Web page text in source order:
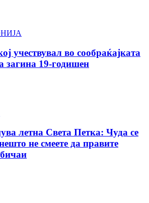
учествувал во сообраќајката
загина 19-годишен
летна Света Петка: Чуда се
не смеете да правите